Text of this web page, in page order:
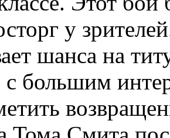
у
шанса на
с большим